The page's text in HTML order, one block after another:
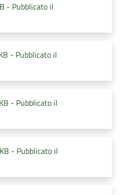
- Pubblicato il
- Pubblicato il
- Pubblicato il
- Pubblicato il